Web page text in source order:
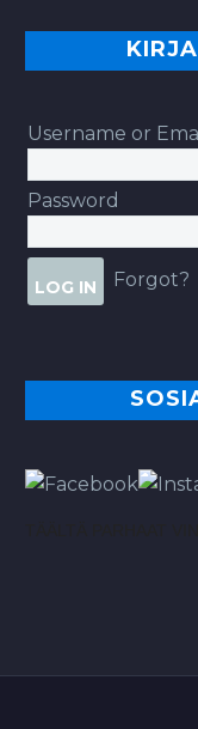
Username or
Password
Forgot?